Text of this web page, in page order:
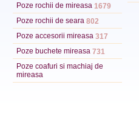
Poze rochii de mireasa 1679
Poze rochii de seara 802
Poze accesorii mireasa 317
Poze buchete mireasa 731
Poze coafuri si machiaj de
mireasa